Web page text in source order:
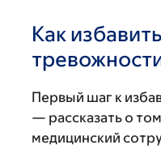
Как
Первый шаг к
— рассказать о
медицинский